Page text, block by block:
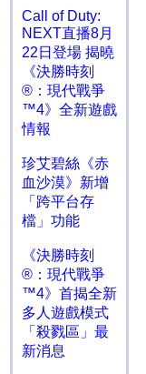
Call of Duty:
NEXT直播8月
22日登場 揭曉
《決勝時刻
®：現代戰爭
™4》全新遊戲
情報
珍艾碧絲《赤
血沙漠》新增
「跨平台存
檔」功能
《決勝時刻
®：現代戰爭
™4》首揭全新
多人遊戲模式
「殺戮區」最
新消息